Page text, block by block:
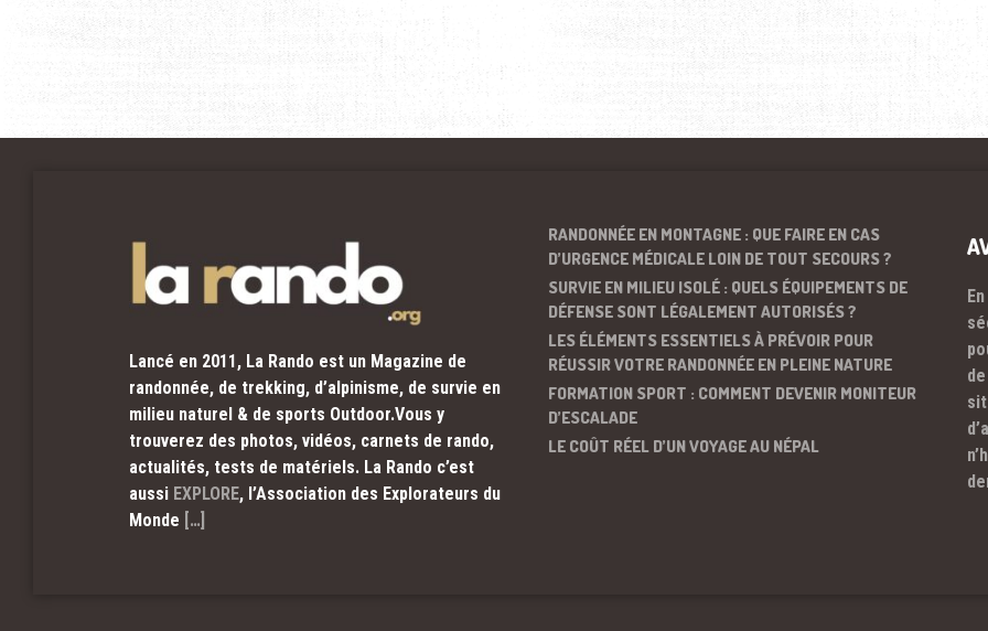
Lancé en 2011, La Rando est un Magazine de
randonnée, de trekking, d’alpinisme, de survie en
milieu naturel & de sports Outdoor.Vous y
trouverez des photos, vidéos, carnets de rando,
actualités, tests de matériels. La Rando c’est
aussi EXPLORE, l’Association des Explorateurs du
Monde […]
RANDONNÉE EN MONTAGNE : QUE FAIRE EN CAS
D’URGENCE MÉDICALE LOIN DE TOUT SECOURS ?
SURVIE EN MILIEU ISOLÉ : QUELS ÉQUIPEMENTS DE
DÉFENSE SONT LÉGALEMENT AUTORISÉS ?
LES ÉLÉMENTS ESSENTIELS À PRÉVOIR POUR
RÉUSSIR VOTRE RANDONNÉE EN PLEINE NATURE
FORMATION SPORT : COMMENT DEVENIR MONITEUR
D’ESCALADE
LE COÛT RÉEL D’UN VOYAGE AU NÉPAL